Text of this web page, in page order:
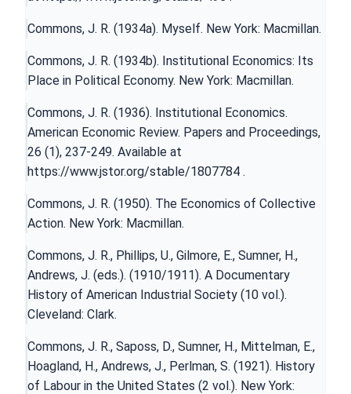
Commons, J. R. (1934a). Myself. New York: Macmillan.
Commons, J. R. (1934b). Institutional Economics: Its
Place in Political Economy. New York: Macmillan.
Commons, J. R. (1936). Institutional Economics.
American Economic Review. Papers and Proceedings,
26 (1), 237-249. Available at
https://www.jstor.org/stable/1807784 .
Commons, J. R. (1950). The Economics of Collective
Action. New York: Macmillan.
Commons, J. R., Phillips, U., Gilmore, E., Sumner, H.,
Andrews, J. (eds.). (1910/1911). A Documentary
History of American Industrial Society (10 vol.).
Cleveland: Clark.
Commons, J. R., Saposs, D., Sumner, H., Mittelman, E.,
Hoagland, H., Andrews, J., Perlman, S. (1921). History
of Labour in the United States (2 vol.). New York: